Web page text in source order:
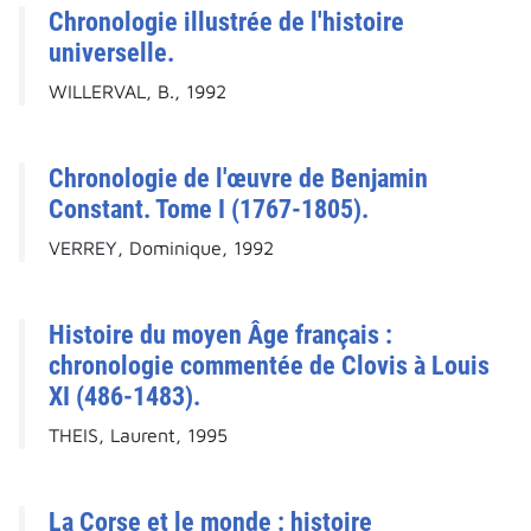
Chronologie illustrée de l'histoire
universelle.
WILLERVAL, B., 1992
Chronologie de l'œuvre de Benjamin
Constant. Tome I (1767-1805).
VERREY, Dominique, 1992
Histoire du moyen Âge français :
chronologie commentée de Clovis à Louis
XI (486-1483).
THEIS, Laurent, 1995
La Corse et le monde : histoire